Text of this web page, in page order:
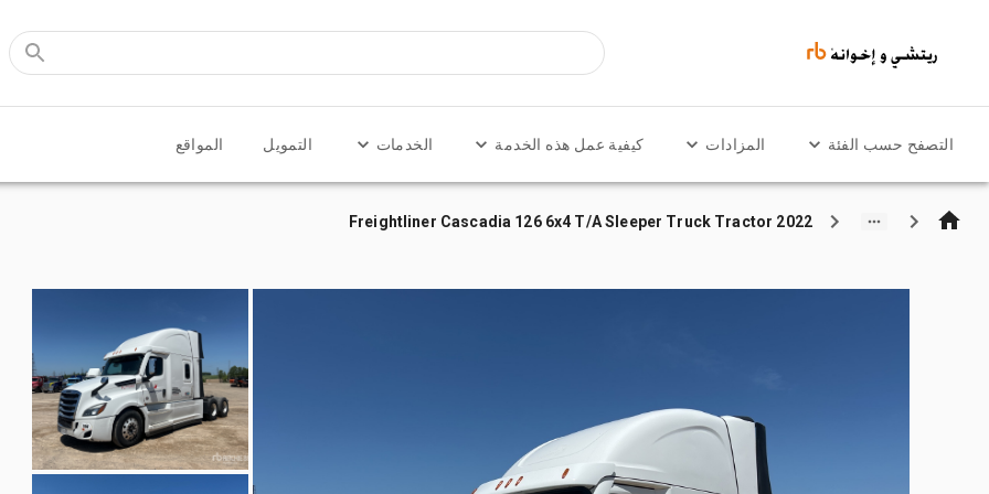
التصفح حسب الفئة المزادات كيفية عمل هذه الخدمة الخدمات التمويل المواقع
2022 Freightliner Cascadia 126 6x4 T/A Sleeper Truck Tractor